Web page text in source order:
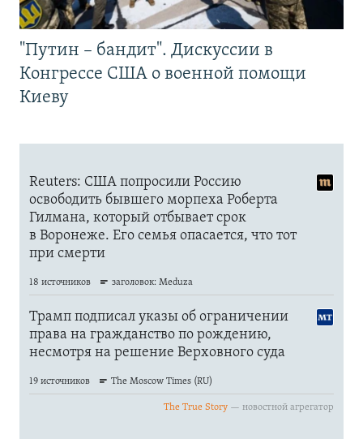
"Путин – бандит". Дискуссии в
Конгрессе США о военной помощи
Киеву